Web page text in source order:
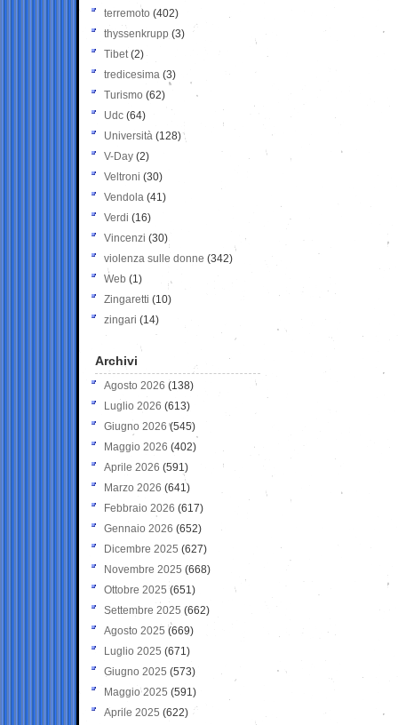
terremoto (402)
thyssenkrupp (3)
Tibet(2)
tredicesima (3)
Turismo (62)
Udc (64)
Università (128)
V-Day (2)
Veltroni (30)
Vendola (41)
Verdi (16)
Vincenzi (30)
violenza sulle donne (342)
Web (1)
Zingaretti (10)
zingari (14)
Archivi
Agosto 2026 (138)
Luglio 2026 (613)
Giugno 2026 (545)
Maggio 2026 (402)
Aprile 2026 (591)
Marzo 2026 (641)
Febbraio 2026 (617)
Gennaio 2026 (652)
Dicembre 2025 (627)
Novembre 2025 (668)
Ottobre 2025 (651)
Settembre 2025 (662)
Agosto 2025 (669)
Luglio 2025 (671)
Giugno 2025 (573)
Maggio 2025 (591)
Aprile 2025 (622)